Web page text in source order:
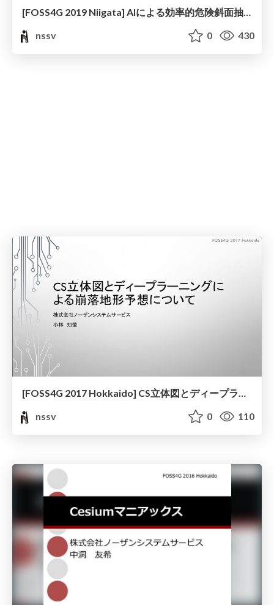
[FOSS4G 2019 Niigata] AIによる効率的危険斜面抽出システムの開発について
nssv
0 430
[FOSS4G 2017 Hokkaido] CS立体図とディープラーニングによる崩落地形予想について
nssv
0 110